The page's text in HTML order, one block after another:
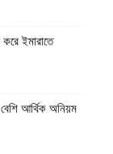
ইমারাতে
আর্থিক অনিয়ম